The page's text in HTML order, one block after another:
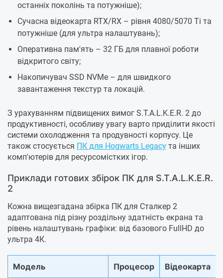
останніх поколінь та потужніше);
Сучасна відеокарта RTX/RX – рівня 4080/5070 Ti та
потужніше (для ультра налаштувань);
Оперативна пам'ять – 32 ГБ для плавної роботи
відкритого світу;
Накопичувач SSD NVMe – для швидкого
завантаження текстур та локацій.
З урахуванням підвищених вимог S.T.A.L.K.E.R. 2 до
продуктивності, особливу увагу варто приділити якості
системи охолодження та продувності корпусу. Це
також стосується ПК для Hogwarts Legacy та інших
комп'ютерів для ресурсомістких ігор.
Приклади готових збірок ПК для S.T.A.L.K.E.R.
2
Кожна вищезгадана збірка ПК для Сталкер 2
адаптована під різну роздільну здатність екрана та
рівень налаштувань графіки: від базового FullHD до
ультра 4К.
Модель Процесор Відеокарта